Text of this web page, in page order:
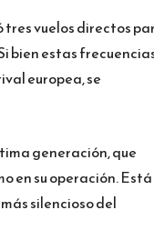
vuelos directos
bien estas
europea, se
generación, que
en su operación. Está
silencioso del